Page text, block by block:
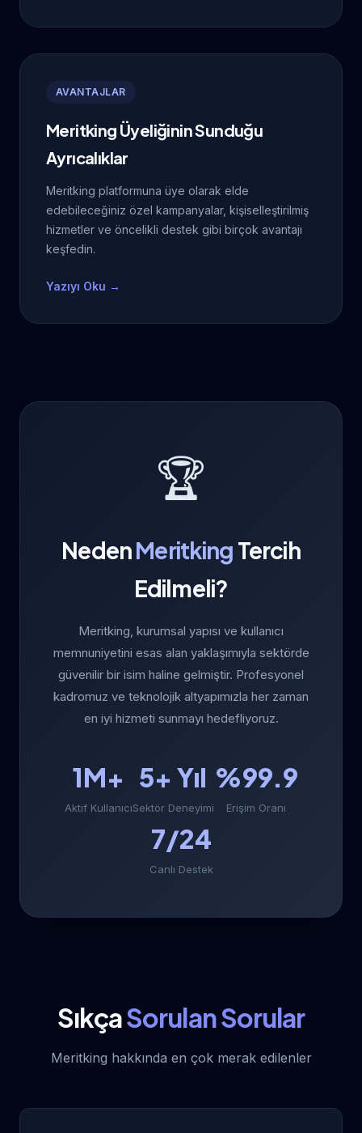
AVANTAJLAR
Meritking Üyeliğinin Sunduğu
Ayrıcalıklar
Meritking platformuna üye olarak elde
edebileceğiniz özel kampanyalar, kişiselleştirilmiş
hizmetler ve öncelikli destek gibi birçok avantajı
keşfedin.
Yazıyı Oku →
🏆
NedenMeritking Tercih
Edilmeli?
Meritking, kurumsal yapısı ve kullanıcı
memnuniyetini esas alan yaklaşımıyla sektörde
güvenilir bir isim haline gelmiştir. Profesyonel
kadromuz ve teknolojik altyapımızla her zaman
en iyi hizmeti sunmayı hedefliyoruz.
1M+
Aktif Kullanıcı
5+ Yıl
Sektör Deneyimi
%99.9
Erişim Oranı
7/24
Canlı Destek
SıkçaSorulan Sorular
Meritking hakkında en çok merak edilenler